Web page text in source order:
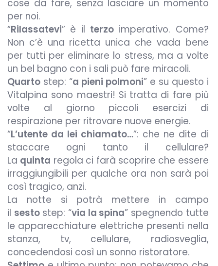
cose da fare, senza lasciare un momento
per noi.
“Rilassatevi” è il terzo imperativo. Come?
Non c’è una ricetta unica che vada bene
per tutti per eliminare lo stress, ma a volte
un bel bagno con i sali può fare miracoli.
Quarto step: “a pieni polmoni” e su questo i
Vitalpina sono maestri! Si tratta di fare più
volte al giorno piccoli esercizi di
respirazione per ritrovare nuove energie.
“L’utente da lei chiamato…”: che ne dite di
staccare ogni tanto il cellulare?
La quinta regola ci farà scoprire che essere
irraggiungibili per qualche ora non sarà poi
così tragico, anzi.
La notte si potrà mettere in campo
il sestostep: “via la spina” spegnendo tutte
le apparecchiature elettriche presenti nella
stanza, tv, cellulare, radiosveglia,
concedendosi così un sonno ristoratore.